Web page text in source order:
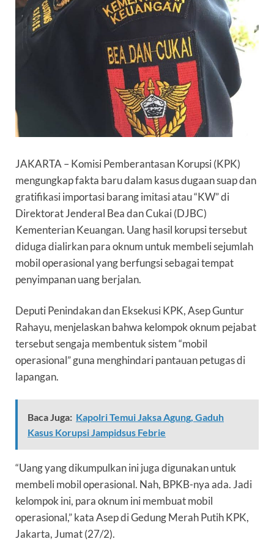
JAKARTA– Komisi Pemberantasan Korupsi (KPK)
mengungkap fakta baru dalam kasus dugaan suap dan
gratifikasi importasi barang imitasi atau “KW” di
Direktorat Jenderal Bea dan Cukai (DJBC)
Kementerian Keuangan. Uang hasil korupsi tersebut
diduga dialirkan para oknum untuk membeli sejumlah
mobil operasional yang berfungsi sebagai tempat
penyimpanan uang berjalan.
Deputi Penindakan dan Eksekusi KPK, Asep Guntur
Rahayu, menjelaskan bahwa kelompok oknum pejabat
tersebut sengaja membentuk sistem “mobil
operasional” guna menghindari pantauan petugas di
lapangan.
Baca Juga: Kapolri Temui Jaksa Agung, Gaduh
Kasus Korupsi Jampidsus Febrie
“Uang yang dikumpulkan ini juga digunakan untuk
membeli mobil operasional. Nah, BPKB-nya ada. Jadi
kelompok ini, para oknum ini membuat mobil
operasional,” kata Asep di Gedung Merah Putih KPK,
Jakarta, Jumat (27/2).